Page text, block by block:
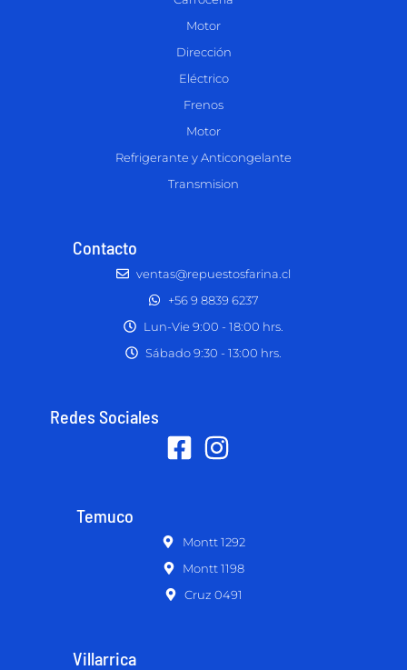
Motor
Dirección
Eléctrico
Frenos
Motor
Refrigerante y Anticongelante
Transmision
Contacto
ventas@repuestosfarina.cl
+56 9 8839 6237
Lun-Vie 9:00 - 18:00 hrs.
Sábado 9:30 - 13:00 hrs.
Redes Sociales
Temuco
Montt 1292
Montt 1198
Cruz 0491
Villarrica